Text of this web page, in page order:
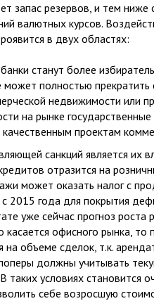
запас резервов, и тем ниже
валютных курсов.
в двух областях:
станут более
может полностью
недвижимости или
на рынке
проектам
санкций является их
отразится на
может оказать налог с
2015 года для покрытия
уже сейчас прогноз
офисного рынка, то
объеме сделок, т.к.
должны учитывать
условиях становится
себе возросшую